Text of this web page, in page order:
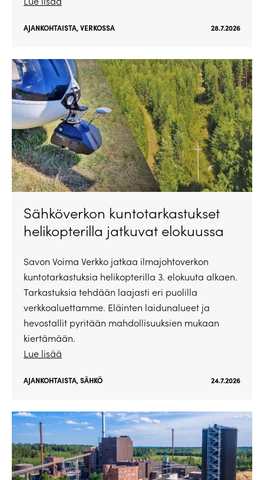
AJANKOHTAISTA,VERKOSSA 28.7.2026
Sähköverkon kuntotarkastukset
helikopterilla jatkuvat elokuussa
Savon Voima Verkko jatkaa ilmajohtoverkon
kuntotarkastuksia helikopterilla 3. elokuuta alkaen.
Tarkastuksia tehdään laajasti eri puolilla
verkkoaluettamme. Eläinten laidunalueet ja
hevostallit pyritään mahdollisuuksien mukaan
kiertämään.
Lue lisää
AJANKOHTAISTA,SÄHKÖ 24.7.2026